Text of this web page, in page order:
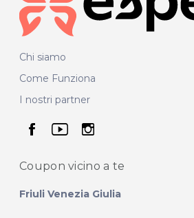
Chi siamo
Come Funziona
I nostri partner
seguici su facebook
seguici su
seguici su
Coupon vicino a te
Friuli Venezia Giulia